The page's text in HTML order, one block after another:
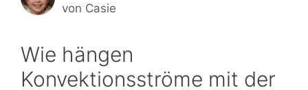
von Casie
Wie hängen
Konvektionsströme mit der